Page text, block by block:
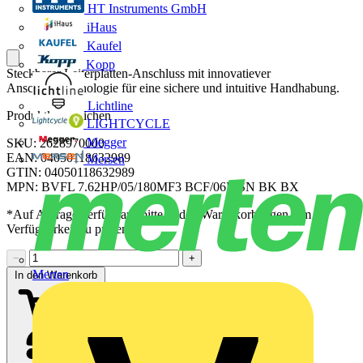
HT Instruments GmbH
iHaus
Kaufel
Kopp
Lichtline
LIGHTCYCLE
Megger
Mersen
Merten
Steckbarer Leiterplatten-Anschluss mit innovatiever
Anschlusstechnologie für eine sichere und intuitive Handhabung.
Produktkennzeichen
SKU: 2628970000
EAN: 04050118632989
GTIN: 04050118632989
MPN: BVFL 7.62HP/05/180MF3 BCF/06R SN BK BX
*Auf Anfrage verfügbar - bitte in den Warenkorb legen, um
Verfügbarkeit zu prüfen
−
+
In den Warenkorb